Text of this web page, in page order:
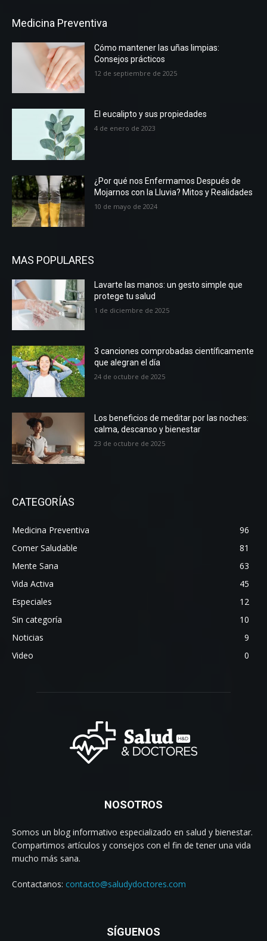
Medicina Preventiva
Cómo mantener las uñas limpias:
Consejos prácticos
12 de septiembre de 2025
El eucalipto y sus propiedades
4 de enero de 2023
¿Por qué nos Enfermamos Después de
Mojarnos con la Lluvia? Mitos y Realidades
10 de mayo de 2024
MAS POPULARES
Lavarte las manos: un gesto simple que
protege tu salud
1 de diciembre de 2025
3 canciones comprobadas científicamente
que alegran el día
24 de octubre de 2025
Los beneficios de meditar por las noches:
calma, descanso y bienestar
23 de octubre de 2025
CATEGORÍAS
Medicina Preventiva
96
Comer Saludable
81
Mente Sana
63
Vida Activa
45
Especiales
12
Sin categoría
10
Noticias
9
Video
0
NOSOTROS
Somos un blog informativo especializado en salud y bienestar.
Compartimos artículos y consejos con el fin de tener una vida
mucho más sana.
Contactanos: contacto@saludydoctores.com
SÍGUENOS